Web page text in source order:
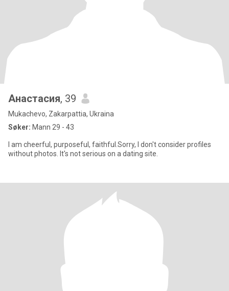
Анастасия, 39
Mukachevo, Zakarpattia, Ukraina
Søker: Mann 29 - 43
I am cheerful, purposeful, faithful.Sorry, I don't consider profiles
without photos. It's not serious on a dating site.